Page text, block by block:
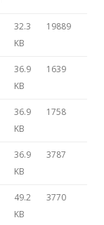
32.3
KB
19889
36.9
KB
1639
36.9
KB
1758
36.9
KB
3787
49.2
KB
3770